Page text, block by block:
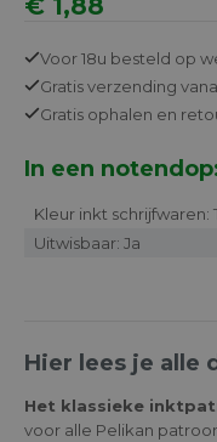
Voor 18u besteld op
Gratisverzending
Gratis ophalen en
In een
Kleur inkt schrijfwaren:
Uitwisbaar: Ja
Hier lees je alle
Het klassieke
voor alle Pelikan